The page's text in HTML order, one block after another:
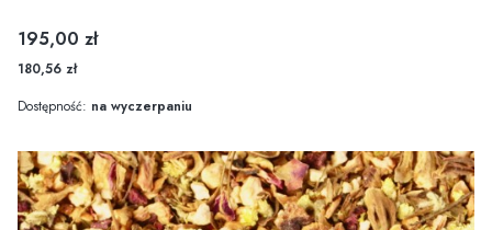
Cena
195,00 zł
180,56 zł
Dostępność: na wyczerpaniu